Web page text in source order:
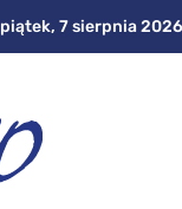
piątek, 7 sierpnia